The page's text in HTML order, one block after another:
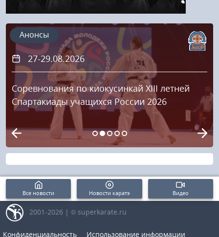
27-29.08.2026
Соревнования по киокусинкай XIII летней
Спартакиады учащихся России 2026
Анонсы
Все новости Новости каратэ Видео
2001-2026 | © superkarate.ru
Конфиденциальность Использование информации